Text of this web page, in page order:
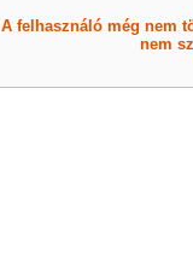
A felhasználó még nem
nem